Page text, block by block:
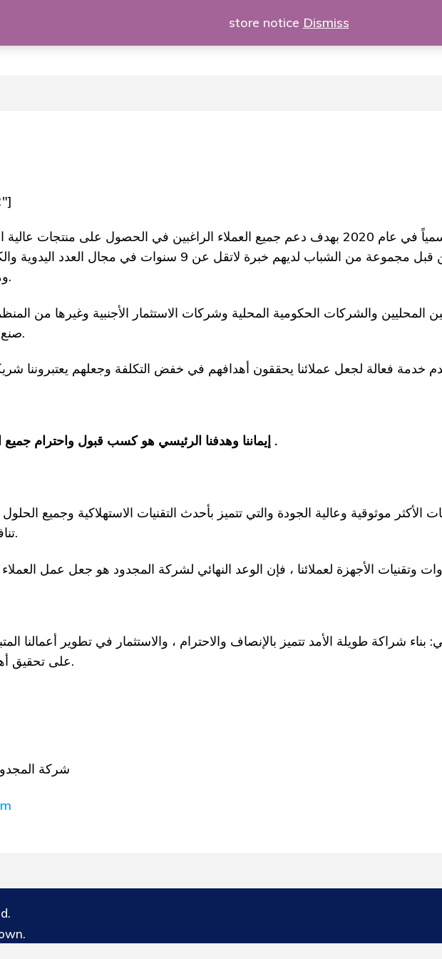
تأسست شركة المجدود للتجارة العامة المحدودة رسمياً في عام 2020 بهدف دعم جميع العملاء الراغبين في الحصول
العراق. المجدود شركة حديثة التسجيل لكنها تدار من قبل مجموعة من الشباب لديهم خبرة
ومختبرات الفحص الهندسي.
المحليين والشركات الحكومية المحلية وشركات الاستثمار الأجنبية وغيرها من
صنع الحلول العالمية المرموقة.
خدمة فعالة لجعل عملائنا يحققون أهدافهم في خفض التكلفة وجعلهم يعتبروننا
إيماننا وهدفنا الرئيسي هو كسب قبول واحترام جميع العملاء الذين نتعامل معهم .
الأكثر موثوقية وعالية الجودة والتي تتميز بأحدث التقنيات الاستهلاكية وجميع الحلول
تنافسية وخطط دفع ميسورة.
بناء شراكة طويلة الأمد تتميز بالإنصاف والاحترام ، والاستثمار في تطوير أعمالنا
على تحقيق أهدافهم في السوق والعمل.
شركة
.
store notice Dismiss